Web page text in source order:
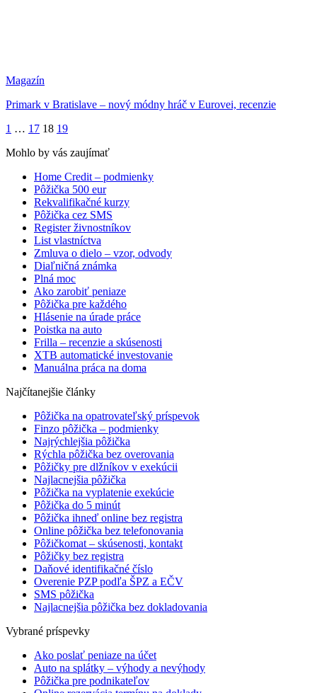
Magazín
Primark v Bratislave – nový módny hráč v Eurovei, recenzie
1 … 17 18 19
Mohlo by vás zaujímať
Home Credit – podmienky
Pôžička 500 eur
Rekvalifikačné kurzy
Pôžička cez SMS
Register živnostníkov
List vlastníctva
Zmluva o dielo – vzor, odvody
Diaľničná známka
Plná moc
Ako zarobiť peniaze
Pôžička pre každého
Hlásenie na úrade práce
Poistka na auto
Frilla – recenzie a skúsenosti
XTB automatické investovanie
Manuálna práca na doma
Najčítanejšie články
Pôžička na opatrovateľský príspevok
Finzo pôžička – podmienky
Najrýchlejšia pôžička
Rýchla pôžička bez overovania
Pôžičky pre dlžníkov v exekúcii
Najlacnejšia pôžička
Pôžička na vyplatenie exekúcie
Pôžička do 5 minút
Pôžička ihneď online bez registra
Online pôžička bez telefonovania
Pôžičkomat – skúsenosti, kontakt
Pôžičky bez registra
Daňové identifikačné číslo
Overenie PZP podľa ŠPZ a EČV
SMS pôžička
Najlacnejšia pôžička bez dokladovania
Vybrané príspevky
Ako poslať peniaze na účet
Auto na splátky – výhody a nevýhody
Pôžička pre podnikateľov